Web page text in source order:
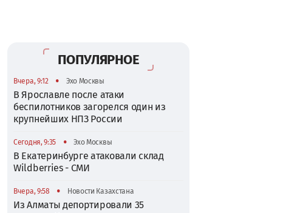
ПОПУЛЯРНОЕ
Вчера, 9:12 • Эхо Москвы
В Ярославле после атаки
беспилотников загорелся один из
крупнейших НПЗ России
Сегодня, 9:35 • Эхо Москвы
В Екатеринбурге атаковали склад
Wildberries - СМИ
Вчера, 9:58 • Новости Казахстана
Из Алматы депортировали 35